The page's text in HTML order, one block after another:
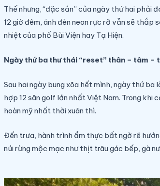
Thế nhưng, “đặc sản” của ngày thứ hai phải
12 giờ đêm, ánh đèn neon rực rỡ vẫn sẽ thắp
nhiệt của phố Bùi Viện hay Tạ Hiện.
Ngày thứ ba thư thái “reset” thân – tâm –
Sau hai ngày bung xõa hết mình, ngày thứ
hợp 12 sân golf lớn nhất Việt Nam. Trong khi
hoàn mỹ nhất thời xuân thì.
Đến trưa, hành trình ẩm thực bất ngờ rẽ
núi rừng mộc mạc như thịt trâu gác bếp, gà